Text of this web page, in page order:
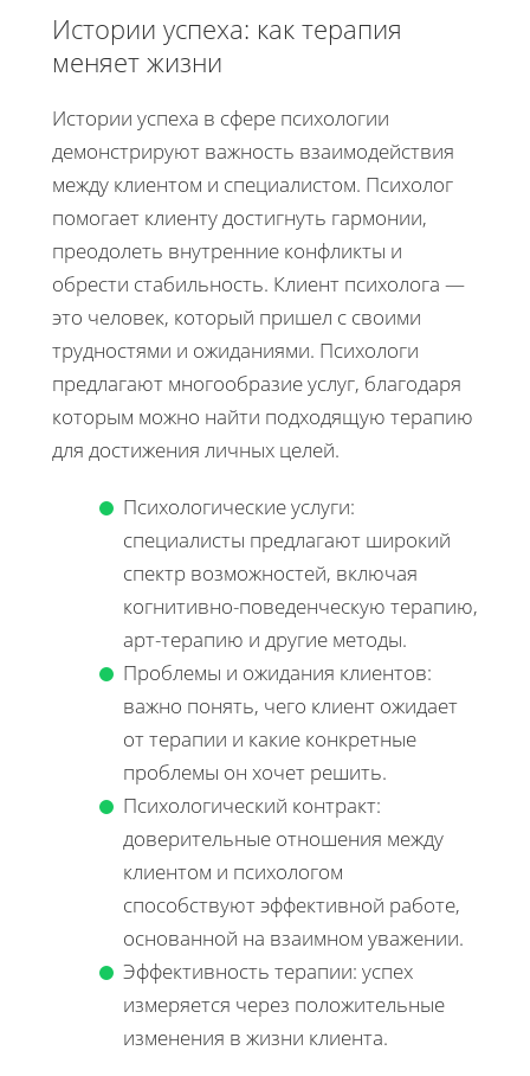
Истории успеха: как терапия
меняет жизни
Истории успеха в сфере психологии
демонстрируют важность взаимодействия
между клиентом и специалистом. Психолог
помогает клиенту достигнуть гармонии,
преодолеть внутренние конфликты и
обрести стабильность. Клиент психолога —
это человек, который пришел с своими
трудностями и ожиданиями. Психологи
предлагают многообразие услуг, благодаря
которым можно найти подходящую терапию
для достижения личных целей.
Психологические услуги:
специалисты предлагают широкий
спектр возможностей, включая
когнитивно-поведенческую терапию,
арт-терапию и другие методы.
Проблемы и ожидания клиентов:
важно понять, чего клиент ожидает
от терапии и какие конкретные
проблемы он хочет решить.
Психологический контракт:
доверительные отношения между
клиентом и психологом
способствуют эффективной работе,
основанной на взаимном уважении.
Эффективность терапии: успех
измеряется через положительные
изменения в жизни клиента.